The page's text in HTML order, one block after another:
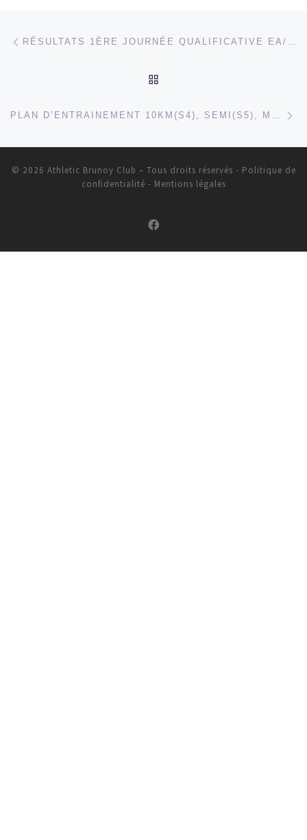
Parcourir les articles RÉSULTATS 1ÈRE JOURNÉE QUALIFICATIVE EA/PO 17/03/2018 VIRY
PLAN D’ENTRAINEMENT 10KM(S4), SEMI(S5), MARATHON SÉNART (S6) MT-ST-MICHEL(S3) SEMAINE DU 9/04/2018
© 2026 Athletic Brunoy Club – Tous droits réservés - Politique de
confidentialité - Mentions légales